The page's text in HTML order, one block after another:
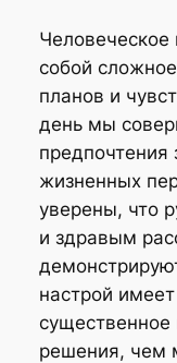
Человеческое
собой
планов и
день мы
предпочтения
жизненных
уверены, что
и здравым
настрой
существенное
решения, чем